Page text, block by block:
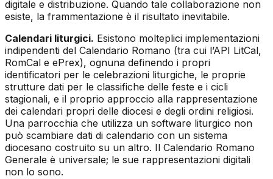
digitale e distribuzione. Quando tale collaborazione non
esiste, la frammentazione è il risultato inevitabile.
Calendari liturgici. Esistono molteplici implementazioni
indipendenti del Calendario Romano (tra cui l’API LitCal,
RomCal e ePrex), ognuna definendo i propri
identificatori per le celebrazioni liturgiche, le proprie
strutture dati per le classifiche delle feste e i cicli
stagionali, e il proprio approccio alla rappresentazione
dei calendari propri delle diocesi e degli ordini religiosi.
Una parrocchia che utilizza un software liturgico non
può scambiare dati di calendario con un sistema
diocesano costruito su un altro. Il Calendario Romano
Generale è universale; le sue rappresentazioni digitali
non lo sono.